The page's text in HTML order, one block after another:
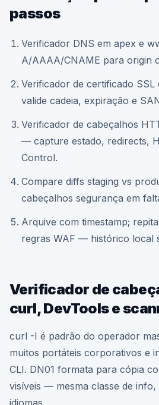
passos
Verificador DNS em apex e
A/AAAA/CNAME para origin
Verificador de certificado
valide cadeia, expiração e
Verificador de cabeçalhos
— capture estado, redirects,
Control.
Compare diffs staging vs
cabeçalhos segurança em
Arquive com timestamp;
regras WAF — histórico local
Verificador de
curl, DevTools e
curl -I é padrão do operador
muitos portáteis corporativos e
CLI. DN01 formata para cópia
visíveis — mesma classe de info,
idiomas.